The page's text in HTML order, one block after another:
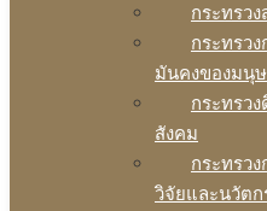
กระทรว
กระทรว
มันคงของมนุ
กระทรว
สังคม
กระทรว
วิจัยและนวัตก